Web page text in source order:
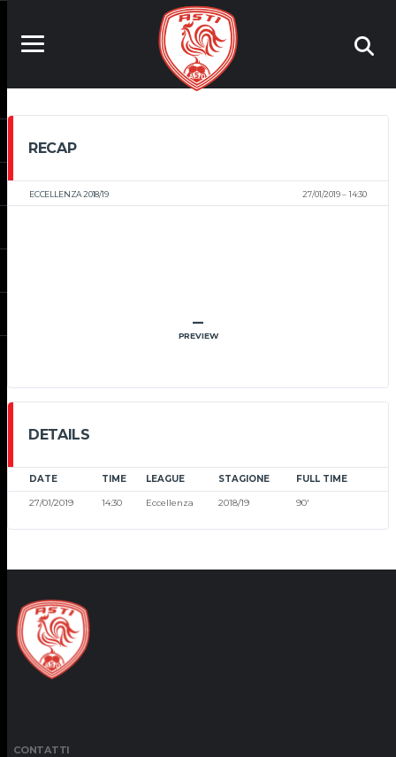
RECAP
ECCELLENZA 2018/19 27/01/2019 14:30
–
PREVIEW
DETAILS
DATE TIME LEAGUE STAGIONE FULL TIME
27/01/2019 14:30 Eccellenza 2018/19 90'
CONTATTI